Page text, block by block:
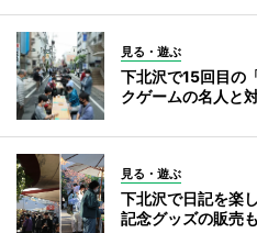
見る・遊ぶ
下北沢で15回目の
クゲームの名人と
見る・遊ぶ
下北沢で日記を楽
記念グッズの販売も